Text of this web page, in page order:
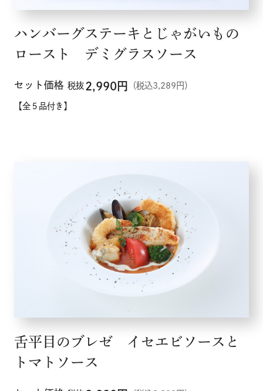
ハンバーグステーキとじゃがいもの
ロースト デミグラスソース
セット価格 税抜 2,990円 （税込3,289円）
【全５品付き】
舌平目のブレゼ イセエビソースと
トマトソース